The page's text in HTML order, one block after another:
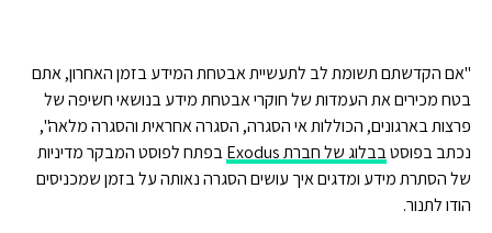
"אם הקדשתם תשומת לב לתעשיית אבטחת המידע בזמן האחרון, אתם
בטח מכירים את העמדות של חוקרי אבטחת מידע בנושאי חשיפה של
פרצות בארגונים, הכוללות אי הסגרה, הסגרה אחראית והסגרה מלאה",
נכתב בפוסטבבלוג של חברת Exodus
בפתח לפוסט המבקר מדיניות
של הסתרת מידע ומדגים איך עושים הסגרה נאותה על בזמן שמכניסים
הודו לתנור.